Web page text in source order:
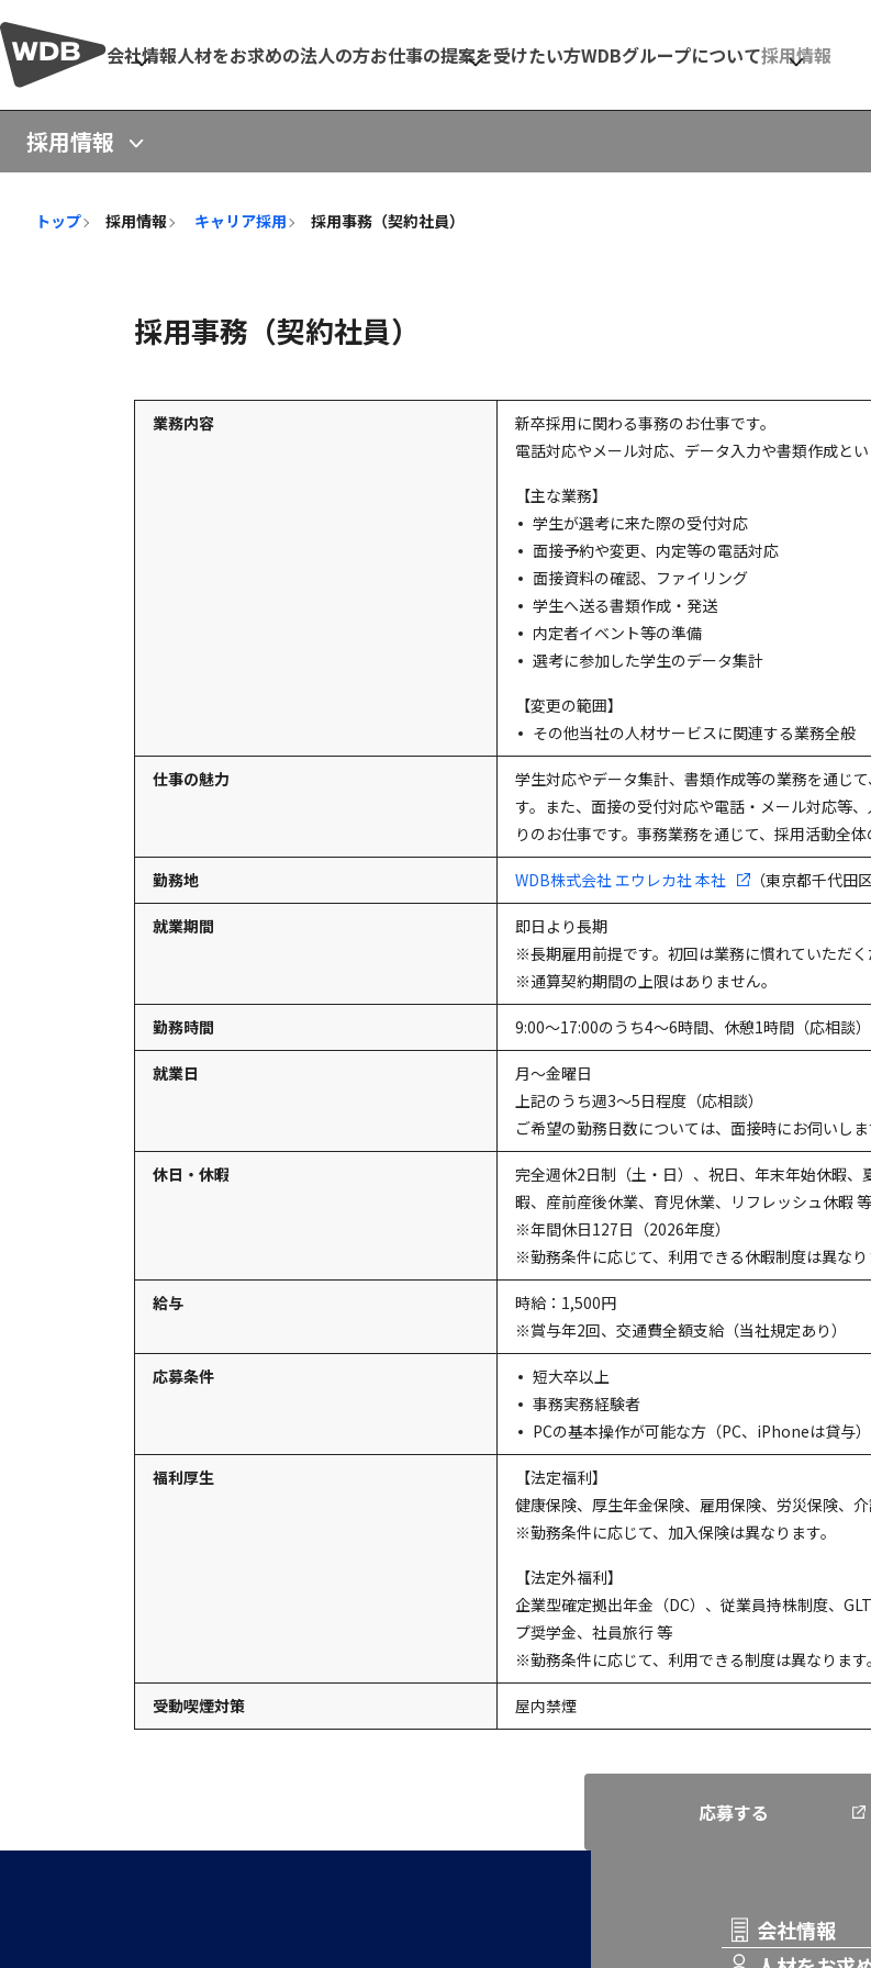
会社情報人材をお求めの法人の方お仕事の提案を受けたい方WDBグループについて採用情報
採用情報
トップ 採用情報 キャリア採用 採用事務（契約社員）
採用事務（契約社員）
業務内容
新卒採用に関わる事務のお仕事です。
電話対応やメール対応、データ入力や書類作成とい
【主な業務】
学生が選考に来た際の受付対応
面接予約や変更、内定等の電話対応
面接資料の確認、ファイリング
学生へ送る書類作成・発送
内定者イベント等の準備
選考に参加した学生のデータ集計
【変更の範囲】
その他当社の人材サービスに関連する業務全般
仕事の魅力
学生対応やデータ集計、書類作成等の業務を通じ
す。また、面接の受付対応や電話・メール対応等
りのお仕事です。事務業務を通じて、採用活動全
勤務地 WDB株式会社 エウレカ社 本社 （東京都千代田区
就業期間
即日より長期
※長期雇用前提です。初回は業務に慣れていただ
※通算契約期間の上限はありません。
勤務時間 9:00～17:00のうち4～6時間、休憩1時間 （応相談）
就業日
月～金曜日
上記のうち週3～5日程度（応相談）
ご希望の勤務日数については、面接時にお伺いしま
休日・休暇
完全週休2日制（土・日）、祝日、年末年始休暇
暇、産前産後休業、育児休業、リフレッシュ休暇 等
※年間休日127日（2026年度）
※勤務条件に応じて、利用できる休暇制度は異なり
給与
時給：1,500円
※賞与年2回、交通費全額支給（当社規定あり）
応募条件
短大卒以上
事務実務経験者
PCの基本操作が可能な方（PC、iPhoneは貸与）
福利厚生
【法定福利】
健康保険、厚生年金保険、雇用保険、労災保険、
※勤務条件に応じて、加入保険は異なります。
【法定外福利】
企業型確定拠出年金（DC）、従業員持株制度、
プ奨学金、社員旅行 等
※勤務条件に応じて、利用できる制度は異なります。
受動喫煙対策 屋内禁煙
応募する
会社情報